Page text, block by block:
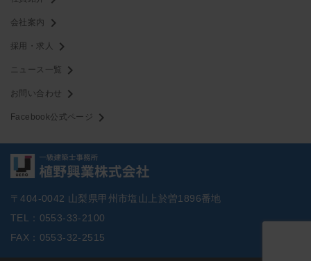
会社案内 chevron_right
採用・求人 chevron_right
ニュース一覧 chevron_right
お問い合わせ chevron_right
Facebook公式ページ chevron_right
〒404-0042 山梨県甲州市塩山上於曽1896番地
TEL：0553-33-2100
FAX：0553-32-2515